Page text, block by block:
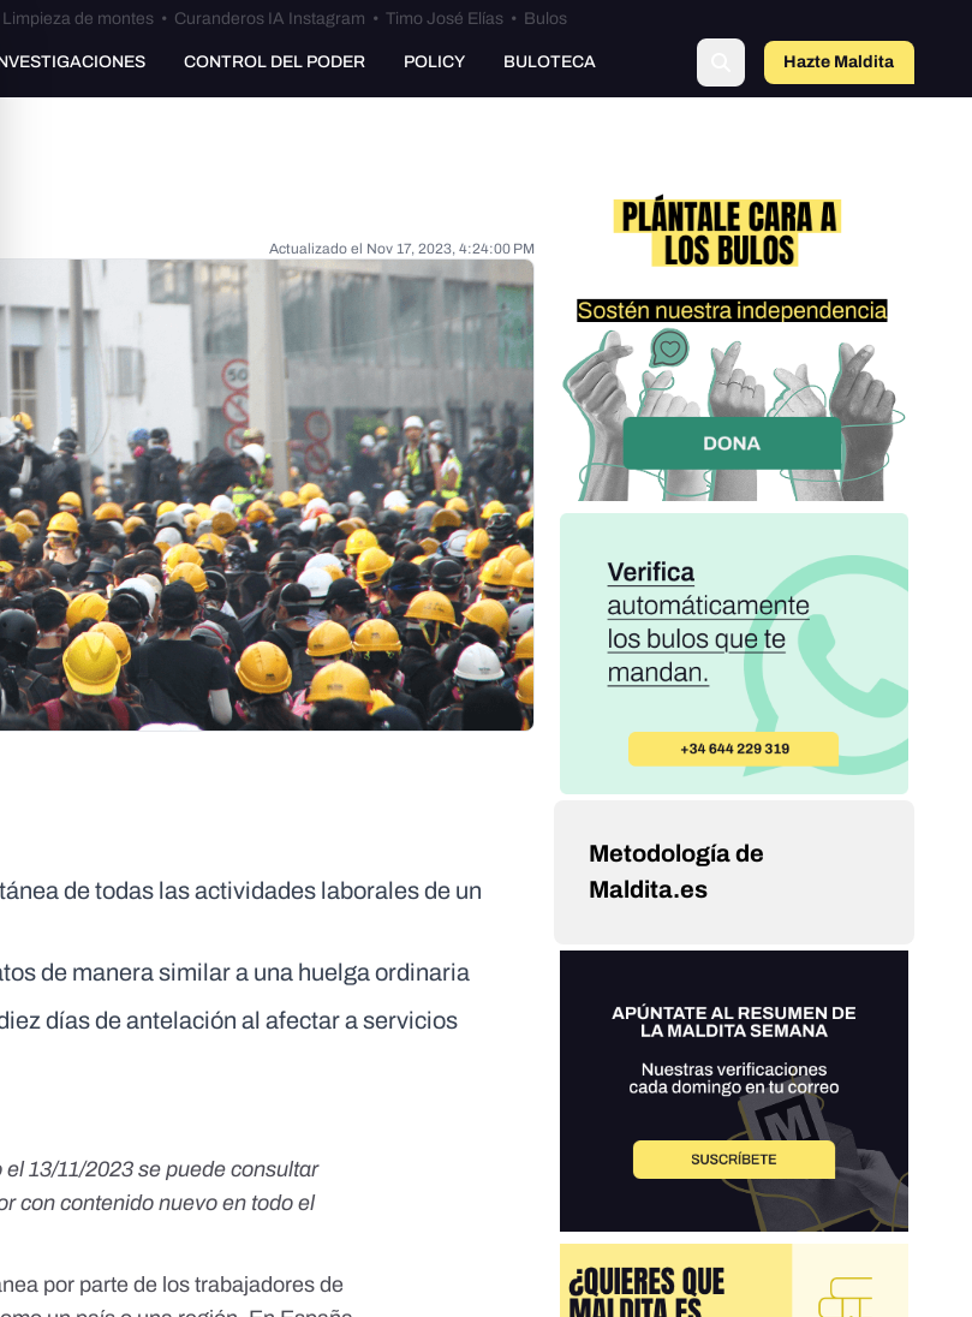
Limpieza de montes• Curanderos IA Instagram • Timo José Elías• Bulos
CONTROL DEL PODER POLICY BULOTECA Hazte Maldito
Actualizado el Nov 17, 2023, 4:24:00 PM
de todas las actividades laborales de un
de manera similar a una huelga ordinaria
días de antelación al afectar a servicios
13/11/2023 se puede consultar
con contenido nuevo en todo el
por parte de los trabajadores de
Metodología de
Maldita.es